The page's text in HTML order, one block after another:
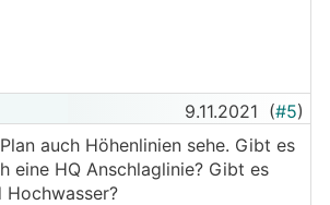
9.11.2021 (#5)
auch Höhenlinien sehe. Gibt es
eine HQ Anschlaglinie? Gibt es